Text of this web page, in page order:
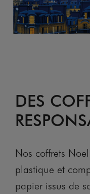
DES
Nos coffrets
plastique et
papier issus de